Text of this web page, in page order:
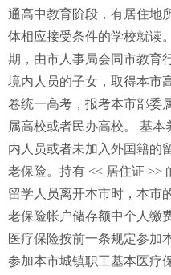
通高中教育阶段，有居住地
体相应接受条件的学校就读
期，由市人事局会同市教育
境内人员的子女，取得本市
卷统一高考，报考本市部委
属高校或者民办高校。 基本
内人员或者未加入外国籍的
老保险。持有 << 居住证 >>
留学人员离开本市时，本市
老保险帐户储存额中个人缴
医疗保险按前一条规定参加
参加本市城镇职工基本医疗